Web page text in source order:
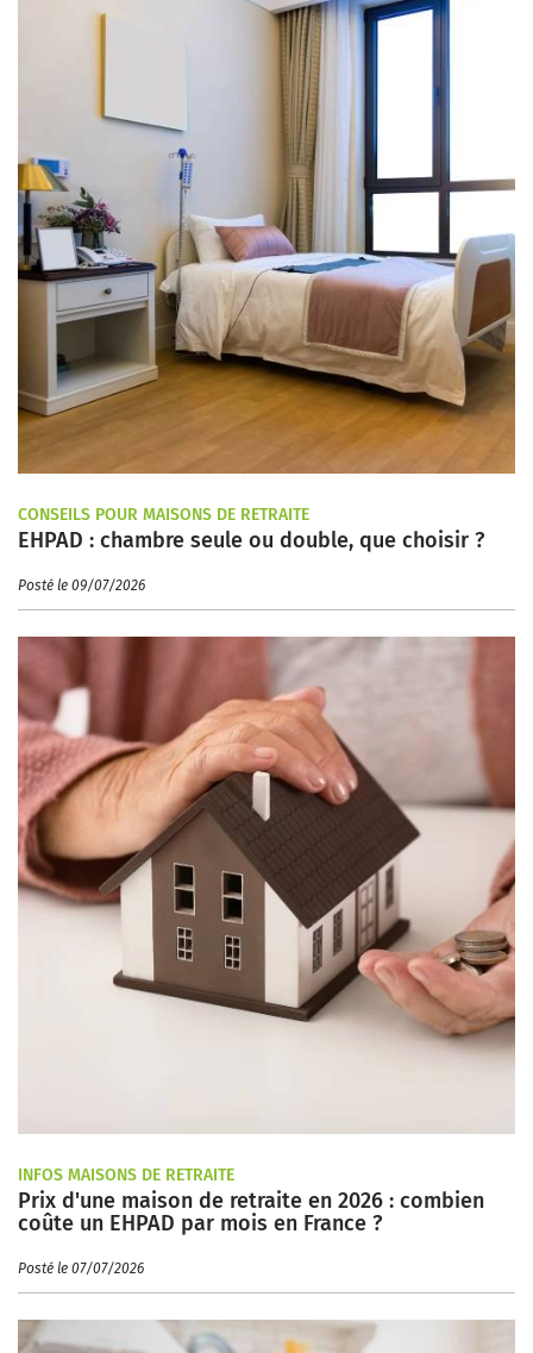
CONSEILS POUR MAISONS DE RETRAITE
EHPAD : chambre seule ou double, que choisir ?
Posté le 09/07/2026
INFOS MAISONS DE RETRAITE
Prix d'une maison de retraite en 2026 : combien
coûte un EHPAD par mois en France ?
Posté le 07/07/2026